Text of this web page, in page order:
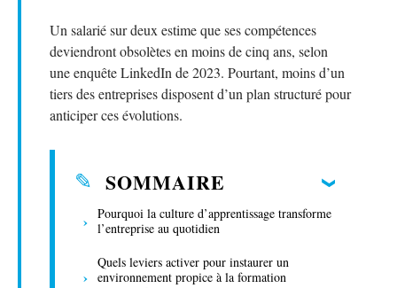
Un salarié sur deux estime que ses compétences
deviendront obsolètes en moins de cinq ans, selon
une enquête LinkedIn de 2023. Pourtant, moins d’un
tiers des entreprises disposent d’un plan structuré pour
anticiper ces évolutions.
SOMMAIRE
Pourquoi la culture d’apprentissage transforme
l’entreprise au quotidien
Quels leviers activer pour instaurer un
environnement propice à la formation